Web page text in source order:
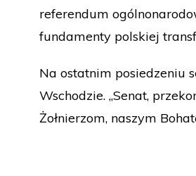
referendum
fundamenty polskiej
Na ostatnim posiedzeniu
Wschodzie. „Senat,
Żołnierzom, naszym